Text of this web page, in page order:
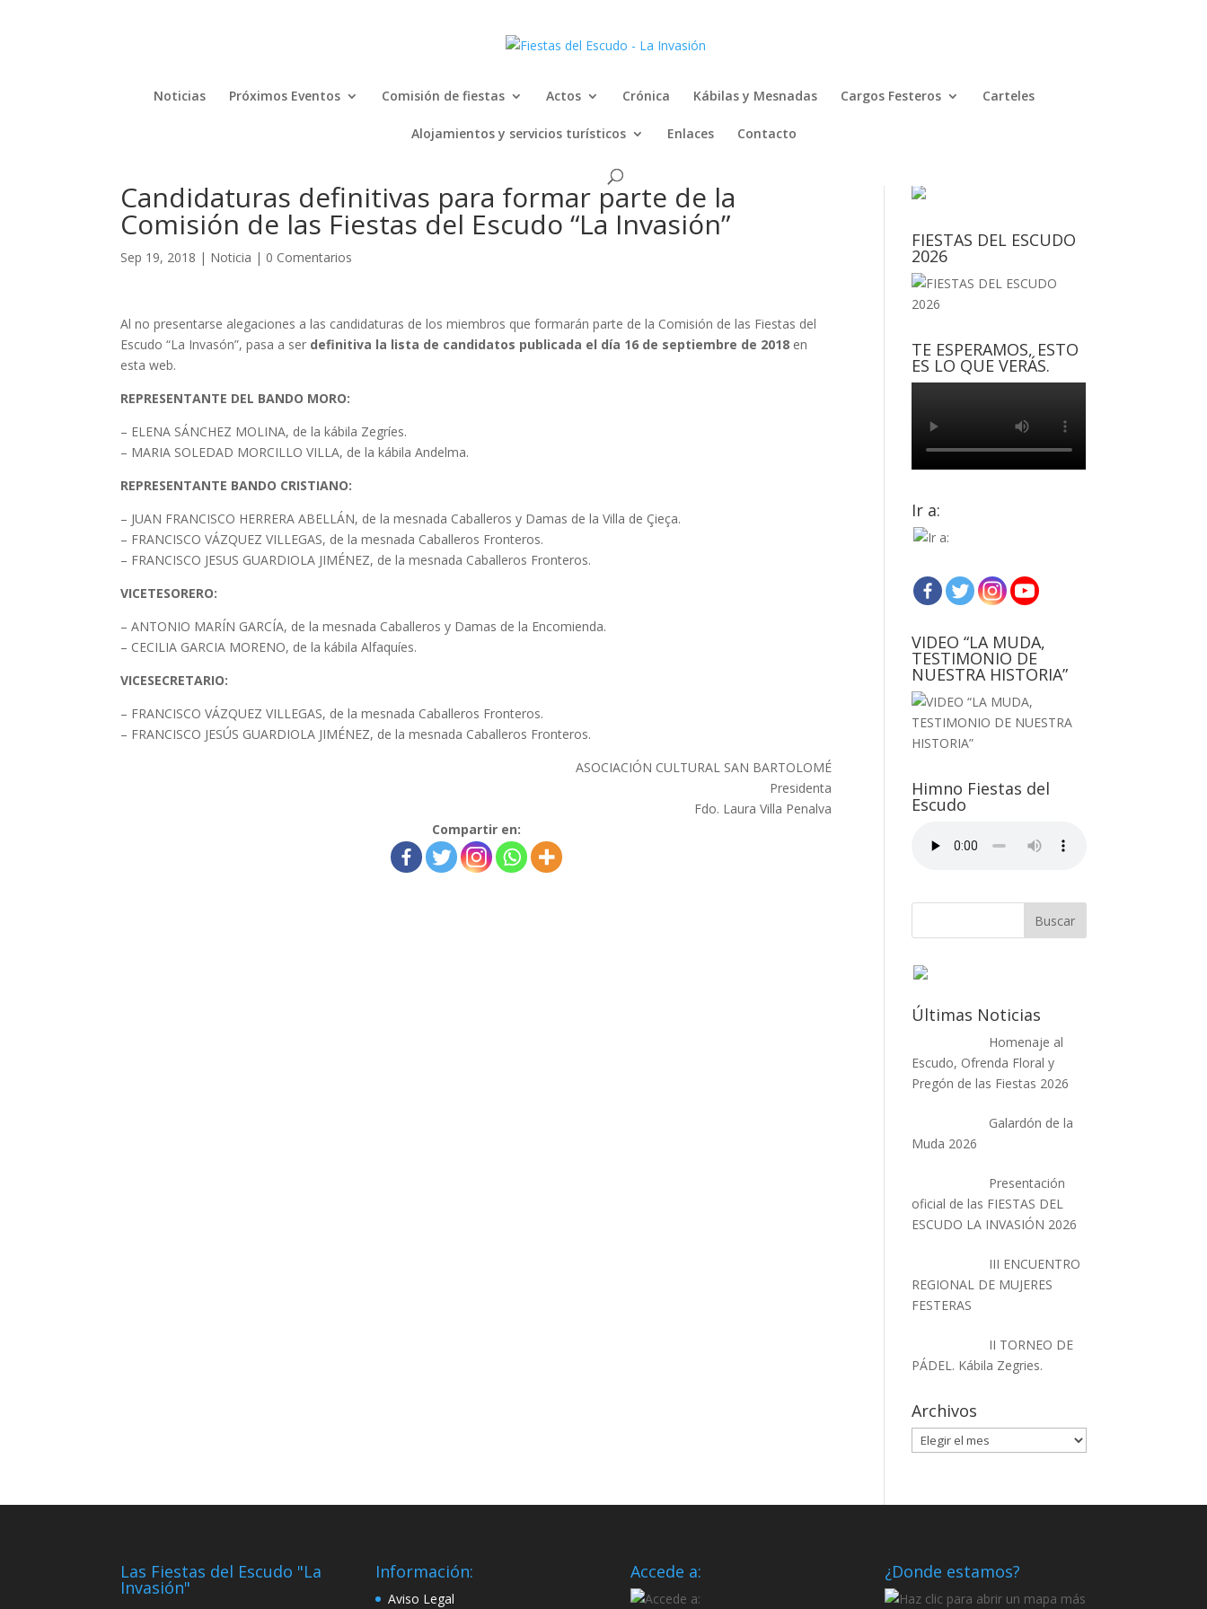
Noticias Próximos Eventos Comisión de fiestas Actos Crónica Kábilas y Mesnadas Cargos Festeros Carteles
Alojamientos y servicios turísticos Enlaces Contacto
Candidaturas definitivas para formar parte de la
Comisión de las Fiestas del Escudo “La Invasión”
Sep 19, 2018 | Noticia | 0 Comentarios
Al no presentarse alegaciones a las candidaturas de los miembros que formarán parte de la Comisión de las Fiestas del
Escudo “La Invasón”, pasa a ser definitiva la lista de candidatos publicada el día 16 de septiembre de 2018 en
esta web.
REPRESENTANTE DEL BANDO MORO:
– ELENA SÁNCHEZ MOLINA, de la kábila Zegríes.
– MARIA SOLEDAD MORCILLO VILLA, de la kábila Andelma.
REPRESENTANTE BANDO CRISTIANO:
– JUAN FRANCISCO HERRERA ABELLÁN, de la mesnada Caballeros y Damas de la Villa de Çieça.
– FRANCISCO VÁZQUEZ VILLEGAS, de la mesnada Caballeros Fronteros.
– FRANCISCO JESUS GUARDIOLA JIMÉNEZ, de la mesnada Caballeros Fronteros.
VICETESORERO:
– ANTONIO MARÍN GARCÍA, de la mesnada Caballeros y Damas de la Encomienda.
– CECILIA GARCIA MORENO, de la kábila Alfaquíes.
VICESECRETARIO:
– FRANCISCO VÁZQUEZ VILLEGAS, de la mesnada Caballeros Fronteros.
– FRANCISCO JESÚS GUARDIOLA JIMÉNEZ, de la mesnada Caballeros Fronteros.
ASOCIACIÓN CULTURAL SAN BARTOLOMÉ
Presidenta
Fdo. Laura Villa Penalva
Compartir en:
FIESTAS DEL ESCUDO
2026
TE ESPERAMOS, ESTO
ES LO QUE VERÁS.
Ir a:
VIDEO “LA MUDA,
TESTIMONIO DE
NUESTRA HISTORIA”
Himno Fiestas del
Escudo
Últimas Noticias
Homenaje al
Escudo, Ofrenda Floral y
Pregón de las Fiestas 2026
Galardón de la
Muda 2026
Presentación
oficial de las FIESTAS DEL
ESCUDO LA INVASIÓN 2026
III ENCUENTRO
REGIONAL DE MUJERES
FESTERAS
II TORNEO DE
PÁDEL. Kábila Zegries.
Archivos
Archivos
Las Fiestas del Escudo "La
Invasión"
Información:
Aviso Legal
Accede a: ¿Donde estamos?